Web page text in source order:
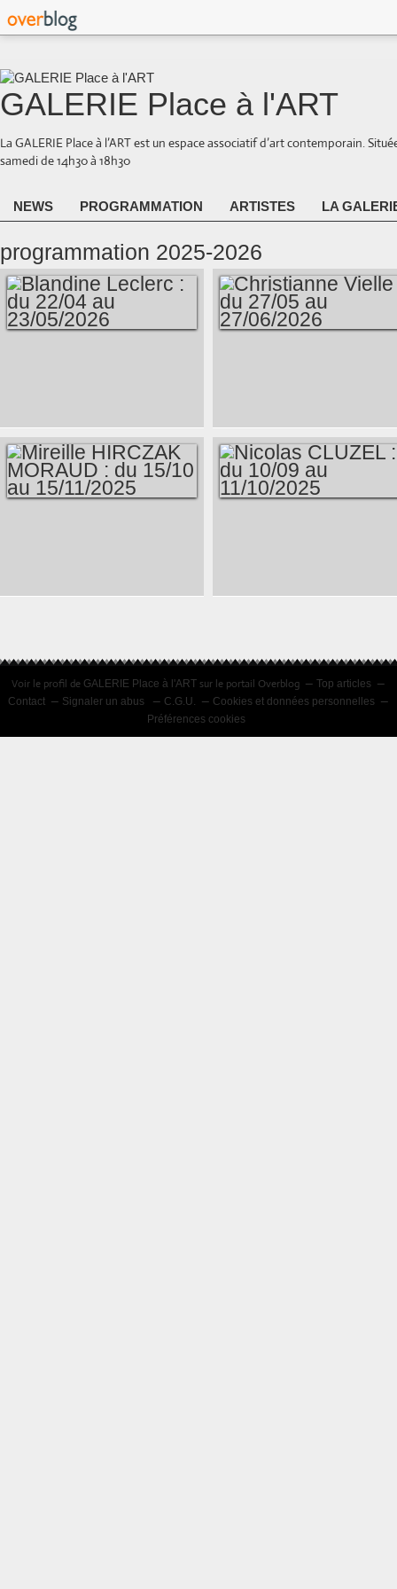
GALERIE Place à l'ART
La GALERIE Place à l’ART est un espace associatif d’art contemporain.
samedi de 14h30 à 18h30
NEWS PROGRAMMATION ARTISTES LA
programmation 2025-2026
AU 23/05/2026
AU 27/06/2026
AU 15/11/2025
11/10/2025
Voir le profil de GALERIE Place à l'ART sur le portail Overblog
Top articles
Contact
Signaler un abus C.G.U.
Cookies et données personnelles
Préférences cookies